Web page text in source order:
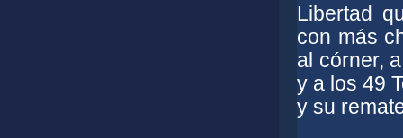
Libertad
con más
al córner,
y a los 49
y su